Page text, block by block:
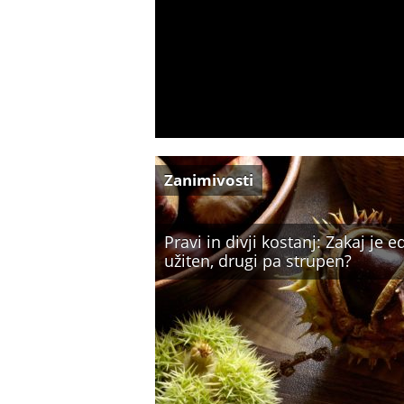
Pravi in divji kostanj: Zakaj je
užiten, drugi pa strupen?
Zanimivosti